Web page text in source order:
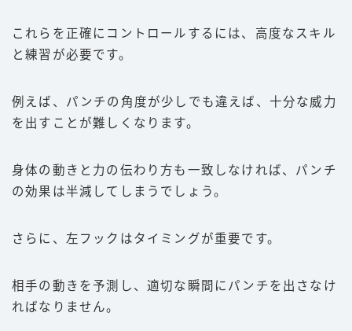
これらを正確にコントロールするには、高度なスキル
と練習が必要です。
例えば、パンチの角度が少しでも違えば、十分な威力
を出すことが難しくなります。
身体の動きと力の伝わり方も一致しなければ、パンチ
の効果は半減してしまうでしょう。
さらに、左フックはタイミングが重要です。
相手の動きを予測し、適切な瞬間にパンチを出さなけ
ればなりません。